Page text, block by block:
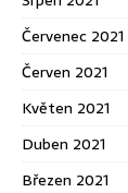
Červenec 2021
Červen 2021
Květen 2021
Duben 2021
Březen 2021